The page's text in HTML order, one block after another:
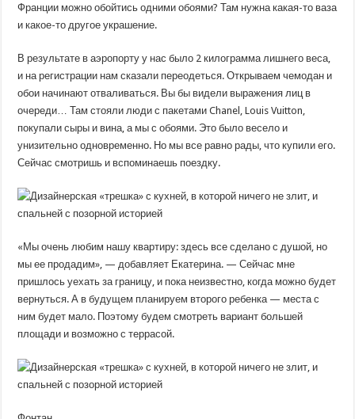
Франции можно обойтись одними обоями? Там нужна какая-то ваза
и какое-то другое украшение.
В результате в аэропорту у нас было 2 килограмма лишнего веса,
и на регистрации нам сказали переодеться. Открываем чемодан и
обои начинают отваливаться. Вы бы видели выражения лиц в
очереди… Там стояли люди с пакетами Chanel, Louis Vuitton,
покупали сыры и вина, а мы с обоями. Это было весело и
унизительно одновременно. Но мы все равно рады, что купили его.
Сейчас смотришь и вспоминаешь поездку.
«Мы очень любим нашу квартиру: здесь все сделано с душой, но
мы ее продадим», — добавляет Екатерина. — Сейчас мне
пришлось уехать за границу, и пока неизвестно, когда можно будет
вернуться. А в будущем планируем второго ребенка — места с
ним будет мало. Поэтому будем смотреть вариант большей
площади и возможно с террасой.